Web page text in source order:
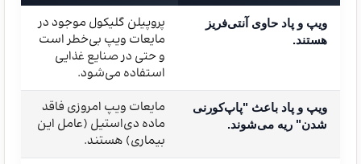
ویپ و پاد حاوی آنتی‌فریز
هستند.
پروپیلن گلیکول موجود در
مایعات ویپ بی‌خطر است
و حتی در صنایع غذایی
استفاده می‌شود.
ویپ و پاد باعث "پاپ‌کورنی
شدن" ریه می‌شوند.
مایعات ویپ امروزی فاقد
ماده دی‌استیل (عامل این
بیماری) هستند.